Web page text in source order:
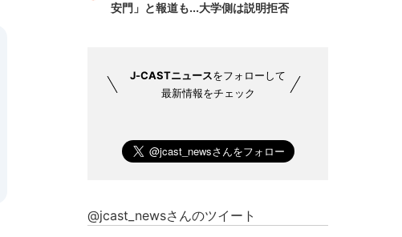
安門」と報道も...大学側は説明拒否
J-CASTニュースをフォローして
最新情報をチェック
@jcast_newsさんのツイート